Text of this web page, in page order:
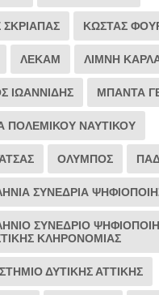
ΣΚΡΙΑΠΑΣ ΚΩΣΤΑΣ
ΛΕΚΑΜ ΛΙΜΝΗ
ΙΩΑΝΝΙΔΗΣ ΜΠΑΝΤΑ
ΠΟΛΕΜΙΚΟΥ ΝΑΥΤΙΚΟΥ
ΟΛΥΜΠΟΣ
ΣΥΝΕΔΡΙΑ
ΣΥΝΕΔΡΙΟ
ΚΛΗΡΟΝΟΜΙΑΣ
ΔΥΤΙΚΗΣ ΑΤΤΙΚΗΣ